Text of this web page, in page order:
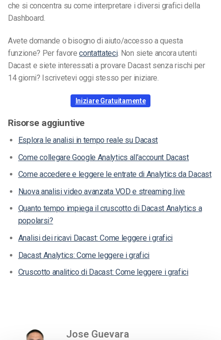
che si concentra su come interpretare i diversi grafici della
Dashboard.
Avete domande o bisogno di aiuto/accesso a questa
funzione? Per favorecontattateci. Non siete ancora utenti
Dacast e siete interessati a provare Dacast senza rischi per
14 giorni? Iscrivetevi oggi stesso per iniziare.
Iniziare Gratuitamente
Risorse aggiuntive
Esplora le analisi in tempo reale su Dacast
Come collegare Google Analytics all’account Dacast
Come accedere e leggere le entrate di Analytics da Dacast
Nuova analisi video avanzata VOD e streaming live
Quanto tempo impiega il cruscotto di Dacast Analytics a
popolarsi?
Analisi dei ricavi Dacast: Come leggere i grafici
Dacast Analytics: Come leggere i grafici
Cruscotto analitico di Dacast: Come leggere i grafici
Jose Guevara